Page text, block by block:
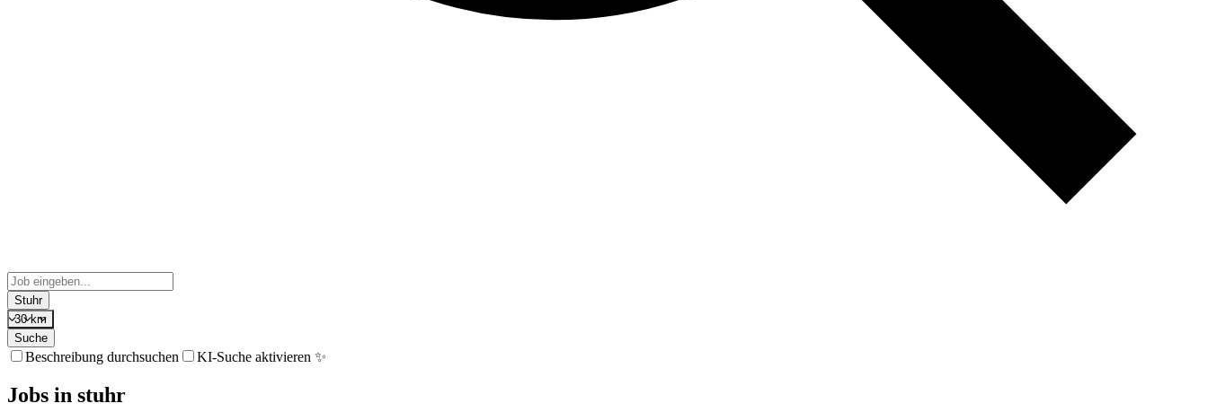
Stuhr
30 km
Suche
Beschreibung durchsuchen KI-Suche aktivieren ✨
Jobs in stuhr